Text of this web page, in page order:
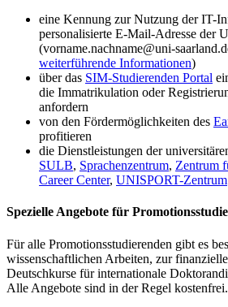
eine Kennung zur Nutzung der IT-
personalisierte E-Mail-Adresse der
(vorname.nachname@uni-
weiterführende Informationen)
über das SIM-Studierenden Portal
die Immatrikulation oder
anfordern
von den Fördermöglichkeiten des
profitieren
die Dienstleistungen der
SULB, Sprachenzentrum, Zentrum
Career Center, UNISPORT-Zentrum
Spezielle Angebote für
Für alle Promotionsstudierenden gibt es
wissenschaftlichen Arbeiten, zur
Deutschkurse für internationale
Alle Angebote sind in der Regel kostenfrei.